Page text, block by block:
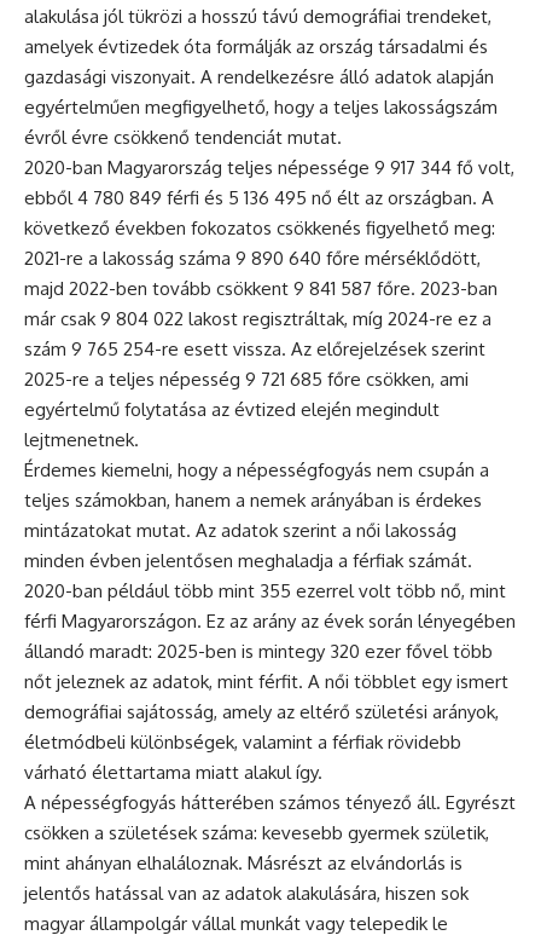
alakulása jól tükrözi a hosszú távú demográfiai trendeket,
amelyek évtizedek óta formálják az ország társadalmi és
gazdasági viszonyait. A rendelkezésre álló adatok alapján
egyértelműen megfigyelhető, hogy a teljes lakosságszám
évről évre csökkenő tendenciát mutat.
2020-ban Magyarország teljes népessége 9 917 344 fő volt,
ebből 4 780 849 férfi és 5 136 495 nő élt az országban. A
következő években fokozatos csökkenés figyelhető meg:
2021-re a lakosság száma 9 890 640 főre mérséklődött,
majd 2022-ben tovább csökkent 9 841 587 főre. 2023-ban
már csak 9 804 022 lakost regisztráltak, míg 2024-re ez a
szám 9 765 254-re esett vissza. Az előrejelzések szerint
2025-re a teljes népesség 9 721 685 főre csökken, ami
egyértelmű folytatása az évtized elején megindult
lejtmenetnek.
Érdemes kiemelni, hogy a népességfogyás nem csupán a
teljes számokban, hanem a nemek arányában is érdekes
mintázatokat mutat. Az adatok szerint a női lakosság
minden évben jelentősen meghaladja a férfiak számát.
2020-ban például több mint 355 ezerrel volt több nő, mint
férfi Magyarországon. Ez az arány az évek során lényegében
állandó maradt: 2025-ben is mintegy 320 ezer fővel több
nőt jeleznek az adatok, mint férfit. A női többlet egy ismert
demográfiai sajátosság, amely az eltérő születési arányok,
életmódbeli különbségek, valamint a férfiak rövidebb
várható élettartama miatt alakul így.
A népességfogyás hátterében számos tényező áll. Egyrészt
csökken a születések száma: kevesebb gyermek születik,
mint ahányan elhaláloznak. Másrészt az elvándorlás is
jelentős hatással van az adatok alakulására, hiszen sok
magyar állampolgár vállal munkát vagy telepedik le